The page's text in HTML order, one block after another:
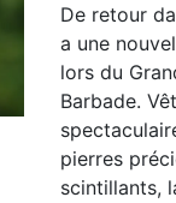
De retour
a une
lors du
Barbade.
pierres
scintillants,